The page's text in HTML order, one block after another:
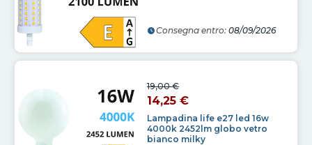
Consegna entro: 08/09/2026
Lampadina life e27 led 16w
4000k 2452lm globo vetro
bianco milky
19,00 €
14,25 €